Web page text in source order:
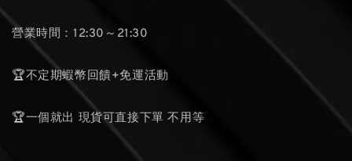
營業時間：12:30～21:30
🏆不定期蝦幣回饋+免運活動
🏆一個就出 現貨可直接下單 不用等